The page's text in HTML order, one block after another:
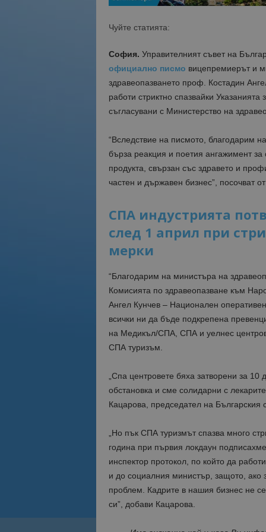
Чуйте статията:
София. Управителният съвет на
официално писмо вицепремиерът и
здравеопазването проф. Костадин
работи стриктно спазвайки
съгласувани с Министерство на
“Вследствие на писмото, благодарим
бърза реакция и поетия ангажимент
продукта, свързан със здравето и
частен и държавен бизнес”, посочват
СПА индустрията
след 1 април при
мерки
“Благодарим на министъра на
Комисията по здравеопазване към
Ангел Кунчев – Национален
всички ни да бъде подкрепена
на Медикъл/СПА, СПА и уелнес
СПА туризъм.
„Спа центровете бяха затворени за
обстановка и сме солидарни с
Кацарова, председател на
„Но пък СПА туризмът спазва много
година при първия локдаун
инспектор протокол, по който да
и до социалния министър, защото, ако
проблем. Кадрите в нашия бизнес не
си”, добави Кацарова.